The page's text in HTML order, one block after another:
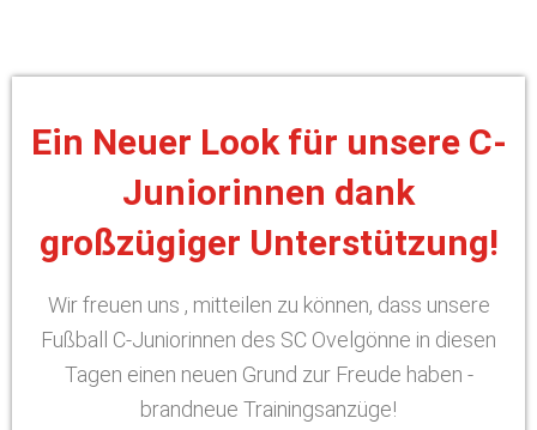
Ein Neuer Look für unsere C-
Juniorinnen dank
großzügiger Unterstützung!
Wir freuen uns , mitteilen zu können, dass unsere
Fußball C-Juniorinnen des SC Ovelgönne in diesen
Tagen einen neuen Grund zur Freude haben -
brandneue Trainingsanzüge!